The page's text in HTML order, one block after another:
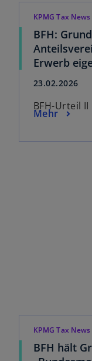
KPMG Tax
BFH:
Erwerb
23.02.2026
BFH-Urteil II
Mehr
KPMG Tax
BFH hält